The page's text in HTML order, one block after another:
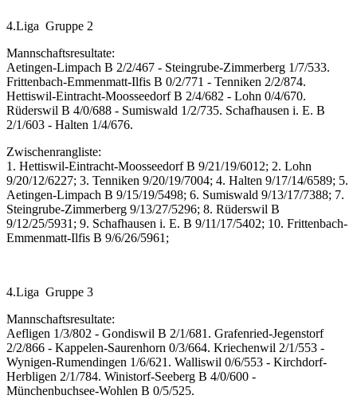
4.Liga Gruppe 2
Mannschaftsresultate:
Aetingen-Limpach B 2/2/467 - Steingrube-Zimmerberg 1/7/533.
Frittenbach-Emmenmatt-Ilfis B 0/2/771 - Tenniken 2/2/874.
Hettiswil-Eintracht-Moosseedorf B 2/4/682 - Lohn 0/4/670.
Rüderswil B 4/0/688 - Sumiswald 1/2/735. Schafhausen i. E. B
2/1/603 - Halten 1/4/676.
Zwischenrangliste:
1. Hettiswil-Eintracht-Moosseedorf B 9/21/19/6012; 2. Lohn
9/20/12/6227; 3. Tenniken 9/20/19/7004; 4. Halten 9/17/14/6589; 5.
Aetingen-Limpach B 9/15/19/5498; 6. Sumiswald 9/13/17/7388; 7.
Steingrube-Zimmerberg 9/13/27/5296; 8. Rüderswil B
9/12/25/5931; 9. Schafhausen i. E. B 9/11/17/5402; 10. Frittenbach-
Emmenmatt-Ilfis B 9/6/26/5961;
4.Liga Gruppe 3
Mannschaftsresultate:
Aefligen 1/3/802 - Gondiswil B 2/1/681. Grafenried-Jegenstorf
2/2/866 - Kappelen-Saurenhorn 0/3/664. Kriechenwil 2/1/553 -
Wynigen-Rumendingen 1/6/621. Walliswil 0/6/553 - Kirchdorf-
Herbligen 2/1/784. Winistorf-Seeberg B 4/0/600 -
Münchenbuchsee-Wohlen B 0/5/525.